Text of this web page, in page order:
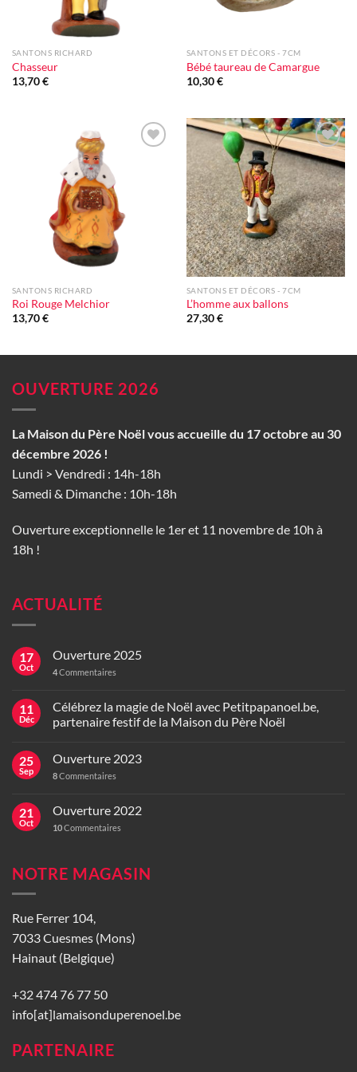
SANTONS RICHARD
Chasseur
13,70€
SANTONS ET DÉCORS - 7CM
Bébé taureau de Camargue
10,30€
SANTONS RICHARD
Roi Rouge Melchior
13,70€
Ajouter
à la liste
d'envie
SANTONS ET DÉCORS - 7CM
L’homme aux ballons
27,30€
OUVERTURE 2026
La Maison du Père Noël vous accueille du 17 octobre au 30
décembre 2026 !
Lundi > Vendredi : 14h-18h
Samedi & Dimanche : 10h-18h
Ouverture exceptionnelle le 1er et 11 novembre de 10h à
18h !
ACTUALITÉ
17
Oct
Ouverture 2025
4Commentaires
11
Déc
Célébrez la magie de Noël avec Petitpapanoel.be,
partenaire festif de la Maison du Père Noël
25
Sep
Ouverture 2023
8Commentaires
21
Oct
Ouverture 2022
10Commentaires
NOTRE MAGASIN
Rue Ferrer 104,
7033 Cuesmes (Mons)
Hainaut (Belgique)
+32 474 76 77 50
info[at]lamaisonduperenoel.be
PARTENAIRE